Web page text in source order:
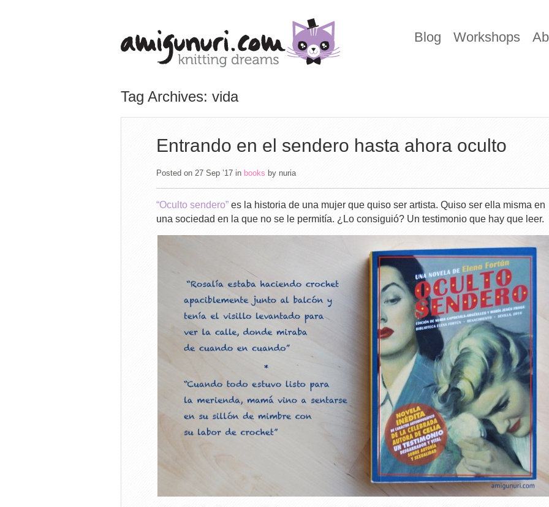
Blog Workshops
Tag Archives: vida
Entrando en el sendero hasta ahora oculto
Posted on 27 Sep ’17 in books by nuria
“Oculto sendero” es la historia de una mujer que quiso ser artista. Quiso ser ella misma en
una sociedad en la que no se le permitía. ¿Lo consiguió? Un testimonio que hay que leer.